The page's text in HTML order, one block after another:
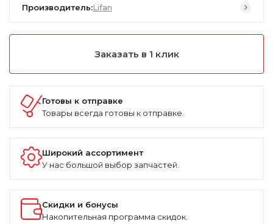
Производитель:Lifan
Заказать в 1 клик
Готовы к отправке
Товары всегда готовы к отправке.
Широкий ассортимент
У нас большой выбор запчастей.
Скидки и бонусы
Накопительная программа скидок.